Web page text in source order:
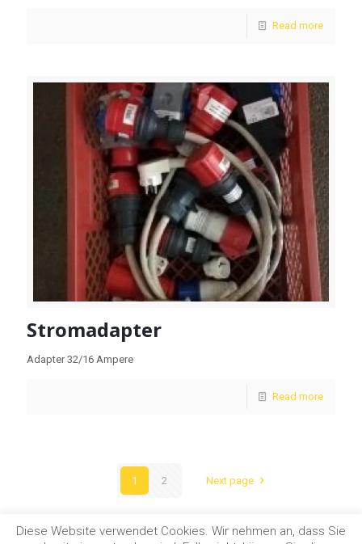
Read more
Stromadapter
Adapter 32/16 Ampere
Read more
1 2 Next page
Diese Website verwendet Cookies. Wir nehmen an, dass Sie